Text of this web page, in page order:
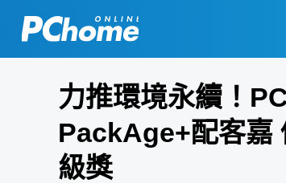
力推環境永續！
PackAge+配客嘉
級獎